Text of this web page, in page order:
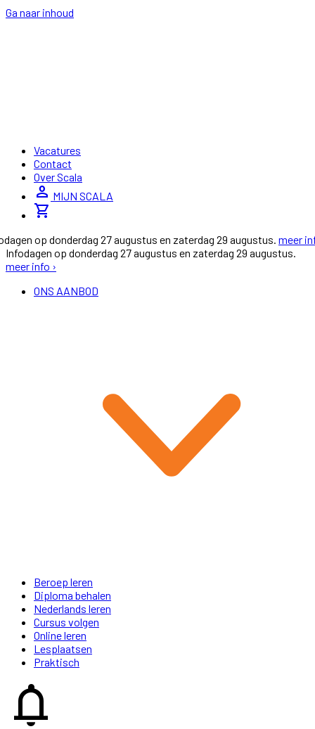
Ga naar inhoud
Vacatures
Contact
Over Scala
person MIJN SCALA
shopping_cart
op donderdag 27 augustus en zaterdag 29 augustus. meer
Infodagen op donderdag 27 augustus en zaterdag 29 augustus.
meer info ›
ONS AANBOD
Beroep leren
Diploma behalen
Nederlands leren
Cursus volgen
Online leren
Lesplaatsen
Praktisch
notifications